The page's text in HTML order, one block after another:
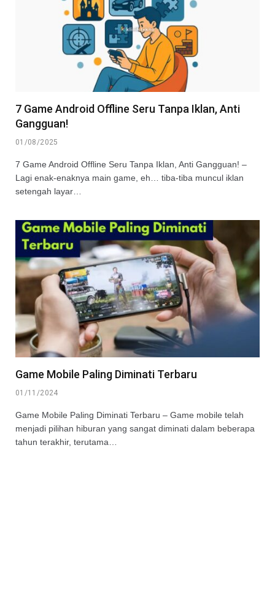
7 Game Android Offline Seru Tanpa Iklan, Anti
Gangguan!
01/08/2025
7 Game Android Offline Seru Tanpa Iklan, Anti Gangguan! –
Lagi enak-enaknya main game, eh… tiba-tiba muncul iklan
setengah layar…
Game Mobile Paling Diminati Terbaru
01/11/2024
Game Mobile Paling Diminati Terbaru – Game mobile telah
menjadi pilihan hiburan yang sangat diminati dalam beberapa
tahun terakhir, terutama…